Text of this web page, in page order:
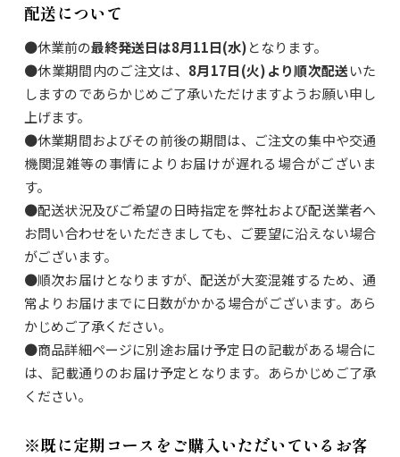
配送について
●休業前の最終発送日は8月11日(水)となります。
●休業期間内のご注文は、 8月17日(火)より順次配送いた
しますのであらかじめご了承いただけますようお願い申し
上げます。
●休業期間およびその前後の期間は、ご注文の集中や交通
機関混雑等の事情によりお届けが遅れる場合がございま
す。
●配送状況及びご希望の日時指定を弊社および配送業者へ
お問い合わせをいただきましても、ご要望に沿えない場合
がございます。
●順次お届けとなりますが、配送が大変混雑するため、通
常よりお届けまでに日数がかかる場合がございます。あら
かじめご了承ください。
●商品詳細ページに別途お届け予定日の記載がある場合に
は、記載通りのお届け予定となります。あらかじめご了承
ください。
※既に定期コースをご購入いただいているお客